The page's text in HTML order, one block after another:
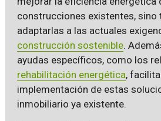
construcciones existentes, sino
adaptarlas a las actuales
construcción sostenible.
ayudas específicos, como los
rehabilitación energética,
implementación de estas
inmobiliario ya existente.